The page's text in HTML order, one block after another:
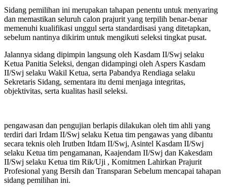
Sidang pemilihan ini merupakan tahapan penentu untuk menyaring
dan memastikan seluruh calon prajurit yang terpilih benar-benar
memenuhi kualifikasi unggul serta standardisasi yang ditetapkan,
sebelum nantinya dikirim untuk mengikuti seleksi tingkat pusat.
Jalannya sidang dipimpin langsung oleh Kasdam II/Swj selaku
Ketua Panitia Seleksi, dengan didampingi oleh Aspers Kasdam
II/Swj selaku Wakil Ketua, serta Pabandya Rendiaga selaku
Sekretaris Sidang, sementara itu demi menjaga integritas,
objektivitas, serta kualitas hasil seleksi.
pengawasan dan pengujian berlapis dilakukan oleh tim ahli yang
terdiri dari Irdam II/Swj selaku Ketua tim pengawas yang dibantu
secara teknis oleh Irutben Itdam II/Swj, Asintel Kasdam II/Swj
selaku Ketua tim pengamanan, Kaajendam II/Swj dan Kakesdam
II/Swj selaku Ketua tim Rik/Uji , ​Komitmen Lahirkan Prajurit
Profesional yang Bersih dan Transparan ​Sebelum mencapai tahapan
sidang pemilihan ini.